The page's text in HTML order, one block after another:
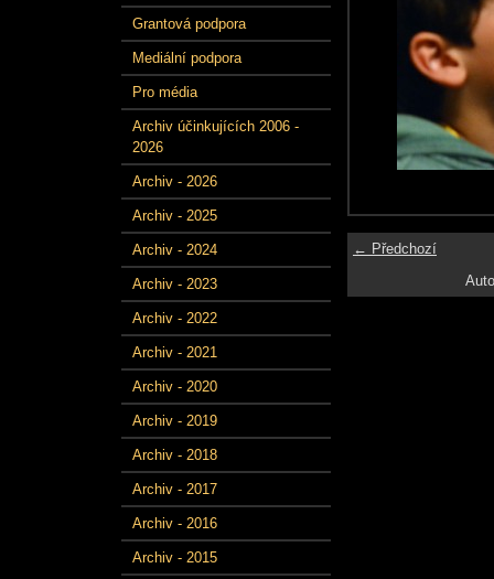
Grantová podpora
Mediální podpora
Pro média
Archiv účinkujících 2006 -
2026
Archiv - 2026
Archiv - 2025
Archiv - 2024
Archiv - 2023
Archiv - 2022
Archiv - 2021
Archiv - 2020
Archiv - 2019
Archiv - 2018
Archiv - 2017
Archiv - 2016
Archiv - 2015
← Předchozí